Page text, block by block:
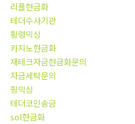
리플현금화
테더수사기관
횡령믹싱
카지노현금화
재테크자금현금화문의
자금세탁문의
핑믹싱
테더코인송금
sol현금화